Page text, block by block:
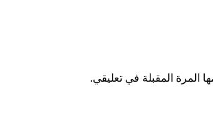
المرة المقبلة في تعليقي.